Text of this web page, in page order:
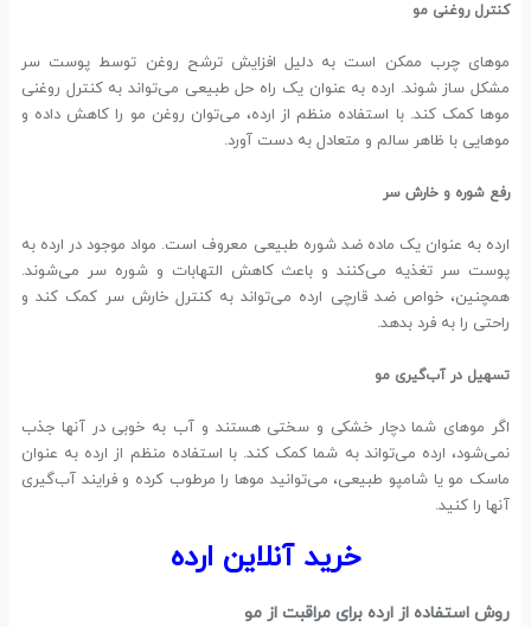
کنترل روغنی مو
موهای چرب ممکن است به دلیل افزایش ترشح روغن توسط پوست سر
مشکل ساز شوند. ارده به عنوان یک راه حل طبیعی می‌تواند به کنترل روغنی
موها کمک کند. با استفاده منظم از ارده، می‌توان روغن مو را کاهش داده و
موهایی با ظاهر سالم و متعادل به دست آورد.
رفع شوره و خارش سر
ارده به عنوان یک ماده ضد شوره طبیعی معروف است. مواد موجود در ارده به
پوست سر تغذیه می‌کنند و باعث کاهش التهابات و شوره سر می‌شوند.
همچنین، خواص ضد قارچی ارده می‌تواند به کنترل خارش سر کمک کند و
راحتی را به فرد بدهد.
تسهیل در آب‌گیری مو
اگر موهای شما دچار خشکی و سختی هستند و آب به خوبی در آنها جذب
نمی‌شود، ارده می‌تواند به شما کمک کند. با استفاده منظم از ارده به عنوان
ماسک مو یا شامپو طبیعی، می‌توانید موها را مرطوب کرده و فرایند آب‌گیری
آنها را کنید.
خرید آنلاین ارده
روش استفاده از ارده برای مراقبت از مو